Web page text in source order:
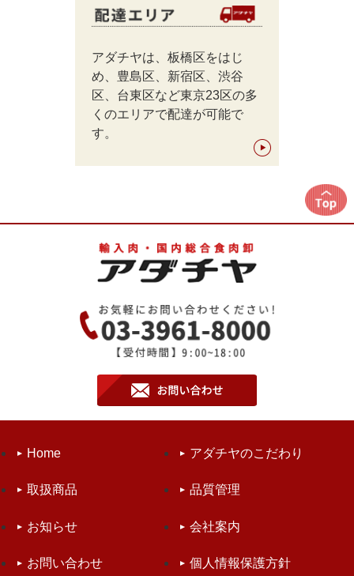
アダチヤは、板橋区をはじ
め、豊島区、新宿区、渋谷
区、台東区など東京23区の多
くのエリアで配達が可能で
す。
Home アダチヤのこだわり
取扱商品 品質管理
お知らせ 会社案内
お問い合わせ 個人情報保護方針